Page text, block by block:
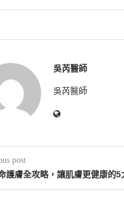
吳芮醫師
吳芮醫師
post
護膚全攻略，讓肌膚更健康的5